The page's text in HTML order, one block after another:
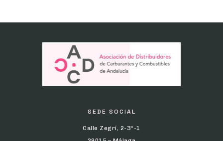
SEDE SOCIAL
Calle Zegrí, 2-3º-1